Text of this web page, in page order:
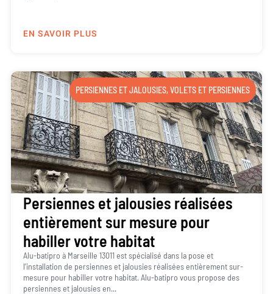
EN SAVOIR PLUS
PERSIENNES ET JALOUSIES,VOLETS ET PERSIENNES
Persiennes et jalousies réalisées
entièrement sur mesure pour
habiller votre habitat
Alu-batipro à Marseille 13011 est spécialisé dans la pose et
l’installation de persiennes et jalousies réalisées entièrement sur-
mesure pour habiller votre habitat. Alu-batipro vous propose des
persiennes et jalousies en...